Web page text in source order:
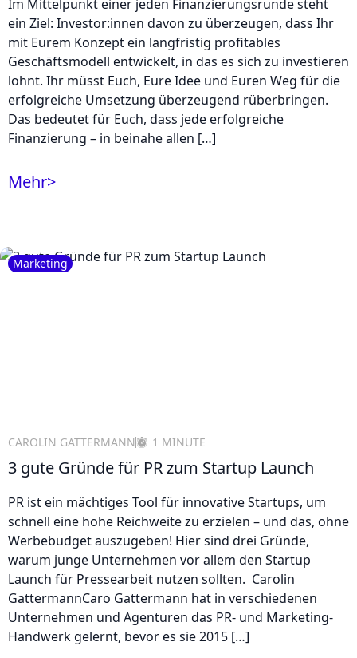
Im Mittelpunkt einer jeden Finanzierungsrunde steht
ein Ziel: Investor:innen davon zu überzeugen, dass Ihr
mit Eurem Konzept ein langfristig profitables
Geschäftsmodell entwickelt, in das es sich zu investieren
lohnt. Ihr müsst Euch, Eure Idee und Euren Weg für die
erfolgreiche Umsetzung überzeugend rüberbringen.
Das bedeutet für Euch, dass jede erfolgreiche
Finanzierung – in beinahe allen […]
Mehr>
Marketing
CAROLIN GATTERMANN 1 MINUTE
3 gute Gründe für PR zum Startup Launch
PR ist ein mächtiges Tool für innovative Startups, um
schnell eine hohe Reichweite zu erzielen – und das, ohne
Werbebudget auszugeben! Hier sind drei Gründe,
warum junge Unternehmen vor allem den Startup
Launch für Pressearbeit nutzen sollten. Carolin
GattermannCaro Gattermann hat in verschiedenen
Unternehmen und Agenturen das PR- und Marketing-
Handwerk gelernt, bevor es sie 2015 […]